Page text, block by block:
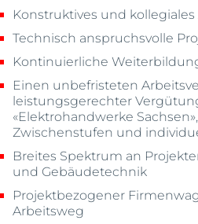
Konstruktives und
Technisch anspruchsvolle
Kontinuierliche
Einen unbefristeten
leistungsgerechter
«Elektrohandwerke
Zwischenstufen und
Breites Spektrum an
und Gebäudetechnik
Projektbezogener
Arbeitsweg